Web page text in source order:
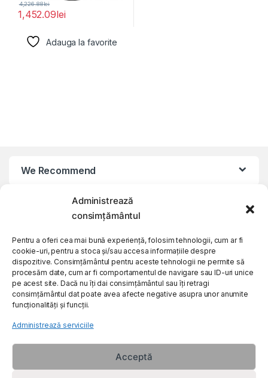
Administrează
consimțământul
Pentru a oferi cea mai bună experiență, folosim tehnologii, cum ar fi
cookie-uri, pentru a stoca și/sau accesa informațiile despre
dispozitive. Consimțământul pentru aceste tehnologii ne permite să
procesăm date, cum ar fi comportamentul de navigare sau ID-uri unice
pe acest site. Dacă nu îți dai consimțământul sau îți retragi
consimțământul dat poate avea afecte negative asupra unor anumite
funcționalități și funcții.
Administrează serviciile
Acceptă
1,452.09lei
4,226.88lei
Adauga la favorite
We Recommend
My Account
Customer Care
About Us